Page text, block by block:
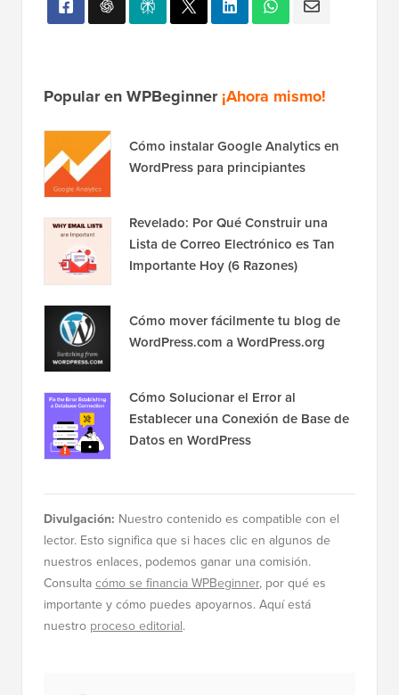
Popular en WPBeginner¡Ahora mismo!
Cómo instalar Google Analytics en
WordPress para principiantes
Revelado: Por Qué Construir una
Lista de Correo Electrónico es Tan
Importante Hoy (6 Razones)
Cómo mover fácilmente tu blog de
WordPress.com a WordPress.org
Cómo Solucionar el Error al
Establecer una Conexión de Base de
Datos en WordPress
Divulgación: Nuestro contenido es compatible con el
lector. Esto significa que si haces clic en algunos de
nuestros enlaces, podemos ganar una comisión.
Consultacómo se financia WPBeginner, por qué es
importante y cómo puedes apoyarnos. Aquí está
nuestro proceso editorial.